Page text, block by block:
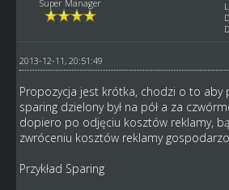
Super Manager
2013-12-11, 20:51:49
Propozycja jest krótka, chodzi o to aby
sparing dzielony był na pół a za
dopiero po odjęciu kosztów reklamy,
zwróceniu kosztów reklamy
Przykład Sparing